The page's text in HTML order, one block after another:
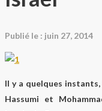
Publié le : juin 27, 2014
Il y a quelques instants,
Hassumi et